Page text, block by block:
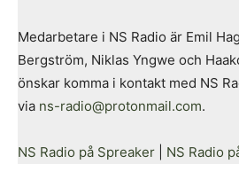
Medarbetare i NS Radio är Emil
Bergström, Niklas Yngwe och
önskar komma i kontakt med NS
via ns-radio@protonmail.com.
NS Radio på Spreaker NS Radio